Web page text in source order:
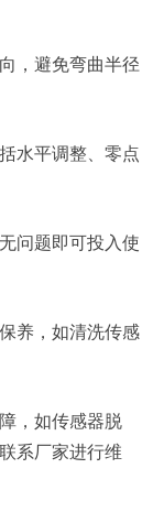
，避免弯曲半径
水平调整、零点
问题即可投入使
养，如清洗传感
，如传感器脱
系厂家进行维